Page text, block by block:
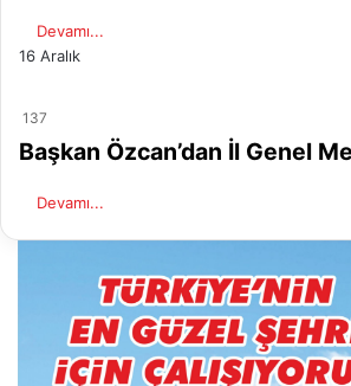
Devamı...
16 Aralık
137
Başkan Özcan’dan İl Genel
Devamı...